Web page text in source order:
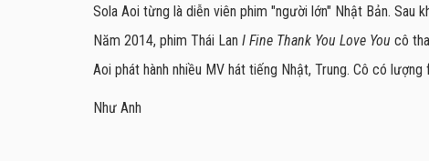
Sola Aoi từng là diễn viên phim "người lớn" Nhật Bản. Sau
Năm 2014, phim Thái Lan I Fine Thank You Love You cô
Aoi phát hành nhiều MV hát tiếng Nhật, Trung. Cô có
Như Anh